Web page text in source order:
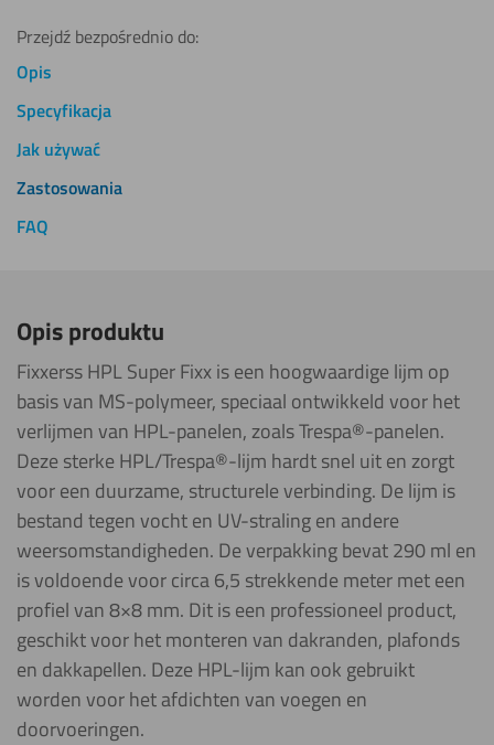
Przejdź bezpośrednio do:
Opis
Specyfikacja
Jak używać
Zastosowania
FAQ
Opis produktu
Fixxerss HPL Super Fixx is een hoogwaardige lijm op
basis van MS-polymeer, speciaal ontwikkeld voor het
verlijmen van HPL-panelen, zoals Trespa®-panelen.
Deze sterke HPL/Trespa®-lijm hardt snel uit en zorgt
voor een duurzame, structurele verbinding. De lijm is
bestand tegen vocht en UV-straling en andere
weersomstandigheden. De verpakking bevat 290 ml en
is voldoende voor circa 6,5 ​​strekkende meter met een
profiel van 8×8 mm. Dit is een professioneel product,
geschikt voor het monteren van dakranden, plafonds
en dakkapellen. Deze HPL-lijm kan ook gebruikt
worden voor het afdichten van voegen en
doorvoeringen.